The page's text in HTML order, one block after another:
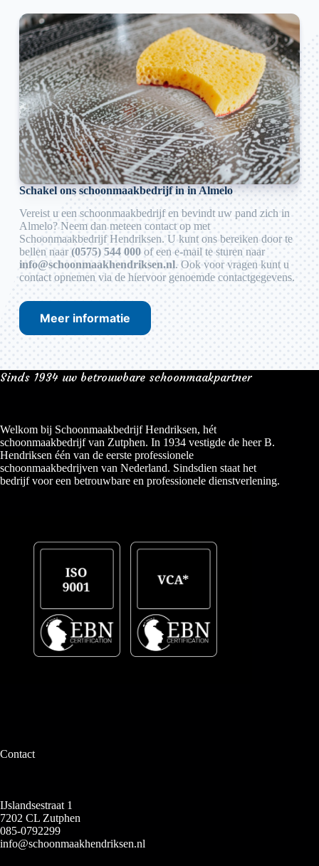
Schakel ons schoonmaakbedrijf in in Almelo
Vereist u een schoonmaakbedrijf en bevindt uw pand zich in
Almelo? Neem dan meteen contact op met
Schoonmaakbedrijf Hendriksen. U kunt ons bereiken door te
bellen naar (0575) 544 000of een e-mail te sturen naar
info@schoonmaakhendriksen.nl. Ook voor vragen kunt u
contact opnemen via de hiervoor genoemde contactgegevens.
Meer informatie
Sinds 1934 uw betrouwbare schoonmaakpartner
Welkom bij Schoonmaakbedrijf Hendriksen, hét
schoonmaakbedrijf van Zutphen. In 1934 vestigde de heer B.
Hendriksen één van de eerste professionele
schoonmaakbedrijven van Nederland. Sindsdien staat het
bedrijf voor een betrouwbare en professionele dienstverlening.
Contact
IJslandsestraat 1
7202 CL Zutphen
085-0792299
info@schoonmaakhendriksen.nl